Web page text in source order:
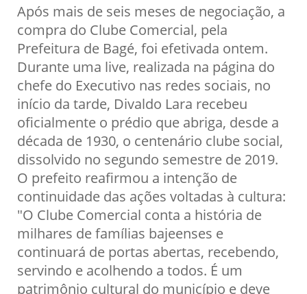
Após mais de seis meses de negociação, a
compra do Clube Comercial, pela
Prefeitura de Bagé, foi efetivada ontem.
Durante uma live, realizada na página do
chefe do Executivo nas redes sociais, no
início da tarde, Divaldo Lara recebeu
oficialmente o prédio que abriga, desde a
década de 1930, o centenário clube social,
dissolvido no segundo semestre de 2019.
O prefeito reafirmou a intenção de
continuidade das ações voltadas à cultura:
"O Clube Comercial conta a história de
milhares de famílias bajeenses e
continuará de portas abertas, recebendo,
servindo e acolhendo a todos. É um
patrimônio cultural do município e deve